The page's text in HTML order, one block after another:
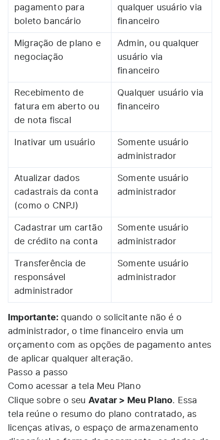
pagamento para
boleto bancário
qualquer usuário via
financeiro
Migração de plano e
negociação
Admin, ou qualquer
usuário via
financeiro
Recebimento de
fatura em aberto ou
de nota fiscal
Qualquer usuário via
financeiro
Inativar um usuário
Somente usuário
administrador
Atualizar dados
cadastrais da conta
(como o CNPJ)
Somente usuário
administrador
Cadastrar um cartão
de crédito na conta
Somente usuário
administrador
Transferência de
responsável
administrador
Somente usuário
administrador
Importante: quando o solicitante não é o
administrador, o time financeiro envia um
orçamento com as opções de pagamento antes
de aplicar qualquer alteração.
Passo a passo
Como acessar a tela Meu Plano
Clique sobre o seu Avatar > Meu Plano. Essa
tela reúne o resumo do plano contratado, as
licenças ativas, o espaço de armazenamento